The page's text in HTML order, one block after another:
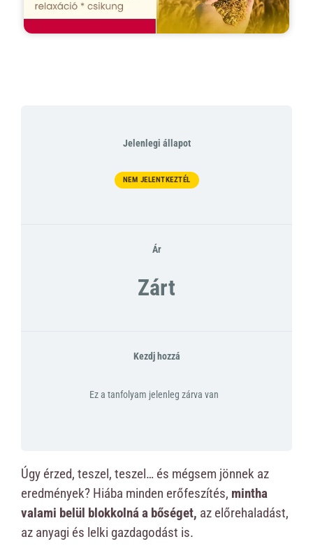
Jelenlegi állapot
NEM JELENTKEZTÉL
Ár
Zárt
Kezdj hozzá
Ez a tanfolyam jelenleg zárva van
Úgy érzed, teszel, teszel… és mégsem jönnek az
eredmények? Hiába minden erőfeszítés, mintha
valami belül blokkolná a bőséget, az előrehaladást,
az anyagi és lelki gazdagodást is.